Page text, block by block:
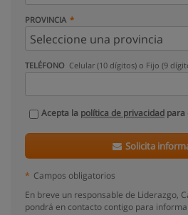
PROVINCIA
TELÉFONO Celular (10 dígitos) o Fijo (9
Acepta la política de privacidad para
Solicita
* Campos obligatorios
En breve un responsable de Liderazgo,
pondrá en contacto contigo para